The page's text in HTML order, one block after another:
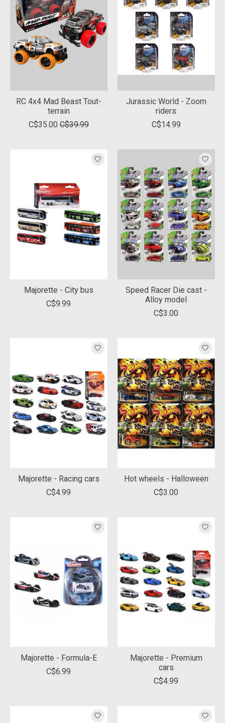
RC 4x4 Mad Beast Tout-
terrain
C$35.00 C$39.99
Jurassic World - Zoom
riders
C$14.99
Majorette - City bus
C$9.99
Speed Racer Die cast -
Alloy model
C$3.00
Majorette - Racing cars
C$4.99
Hot wheels - Halloween
C$3.00
Majorette - Formula-E
C$6.99
Majorette - Premium
cars
C$4.99